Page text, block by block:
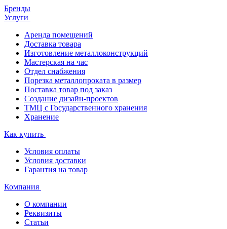
Бренды
Услуги
Аренда помещений
Доставка товара
Изготовление металлоконструкций
Мастерская на час
Отдел снабжения
Порезка металлопроката в размер
Поставка товар под заказ
Создание дизайн-проектов
ТМЦ с Государственного хранения
Хранение
Как купить
Условия оплаты
Условия доставки
Гарантия на товар
Компания
О компании
Реквизиты
Статьи